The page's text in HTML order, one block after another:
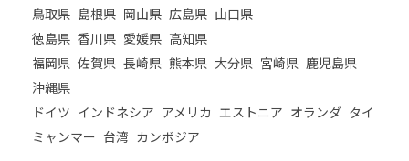
鳥取県 島根県 岡山県 広島県 山口県
徳島県 香川県 愛媛県 高知県
福岡県 佐賀県 長崎県 熊本県 大分県 宮崎県 鹿児島県
沖縄県
ドイツ インドネシア アメリカ エストニア オランダ タイ
ミャンマー 台湾 カンボジア